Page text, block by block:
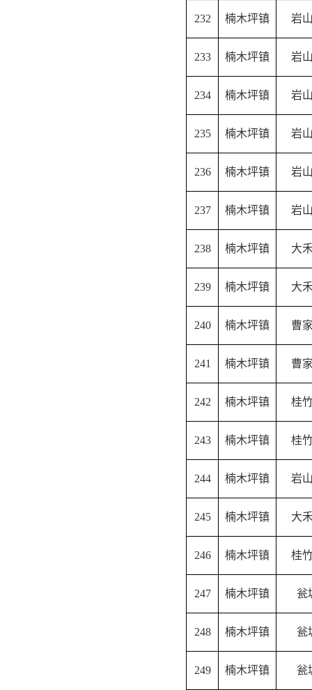
232 楠木坪镇 岩
233 楠木坪镇 岩
234 楠木坪镇 岩
235 楠木坪镇 岩
236 楠木坪镇 岩
237 楠木坪镇 岩
238 楠木坪镇 大
239 楠木坪镇 大
240 楠木坪镇 曹
241 楠木坪镇 曹
242 楠木坪镇 桂
243 楠木坪镇 桂
244 楠木坪镇 岩
245 楠木坪镇 大
246 楠木坪镇 桂
247 楠木坪镇 瓮
248 楠木坪镇 瓮
249 楠木坪镇 瓮